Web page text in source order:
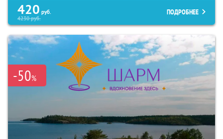
420 руб.
4230руб.
ПОДРОБНЕЕ
-50%